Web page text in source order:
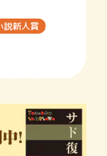
説新人賞